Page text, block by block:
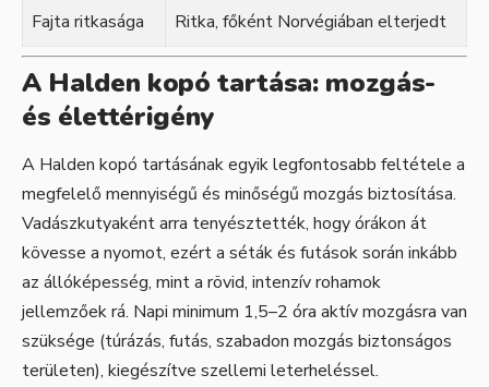
Fajta ritkasága Ritka, főként Norvégiában elterjedt
A Halden kopó tartása: mozgás-
és élettérigény
A Halden kopó tartásának egyik legfontosabb feltétele a
megfelelő mennyiségű és minőségű mozgás biztosítása.
Vadászkutyaként arra tenyésztették, hogy órákon át
kövesse a nyomot, ezért a séták és futások során inkább
az állóképesség, mint a rövid, intenzív rohamok
jellemzőek rá. Napi minimum 1,5–2 óra aktív mozgásra van
szüksége (túrázás, futás, szabadon mozgás biztonságos
területen), kiegészítve szellemi leterheléssel.